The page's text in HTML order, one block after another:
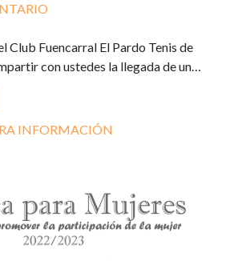
Club Fuencarral El Pardo Tenis de
con ustedes la llegada de un…
INFORMACIÓN